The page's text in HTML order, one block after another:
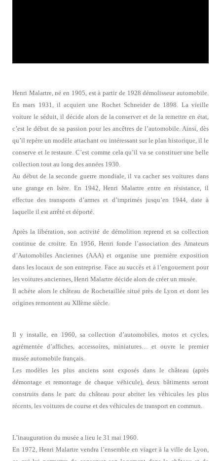
Henri Malartre, né en 1905, est à partir de 1928 démolisseur automobile.
En mars 1931, il acquiert une Rochet Schneider de 1898. La vieille
voiture le séduit, il décide alors de la conserver et de la remettre en état,
c’est le début de sa passion pour les ancêtres de l’automobile. Ainsi, dès
qu’il repère un modèle attachant ou intéressant sur le plan historique, il le
conserve et le restaure. C’est comme cela qu’il va se constituer une belle
collection tout au long des années 1930.
Au début de la seconde guerre mondiale, il va cacher ses voitures dans
une grange en Isère. En 1942, Henri Malartre entre en résistance, il
effectue des transports d’armes et d’imprimés jusqu’en 1944, date à
laquelle il est arrêté et déporté.
Après la libération, son activité de démolition reprend et sa collection
continue de croitre. En 1956, Henri fonde l’association des Amateurs
d’Automobiles Anciennes (AAA) et organise une première exposition
dans les locaux de son entreprise. Face au succès et à l’engouement pour
les voitures anciennes, Henri Malartre décide alors de créer un musée.
Il achète alors le château de Rochetaillée situé près de Lyon et dont les
origines remontent au XIIème siècle.
Il y installe, en 1960, sa collection d’automobiles, motos et cycles,
agrémentée d’affiches, accessoires, miniatures… et ouvre le premier
musée automobile français.
Les modèles les plus anciens sont exposés dans le château (après
démontage et remontage de chaque véhicule), deux bâtiments seront
construits dans le parc du château pour abriter les véhicules les plus
récents, les voitures de course et des véhicules de transport en commun.
L’inauguration du musée a lieu le 31 mai 1960.
En 1972, Henri Malartre vendra l’ensemble en viager à la ville de Lyon,